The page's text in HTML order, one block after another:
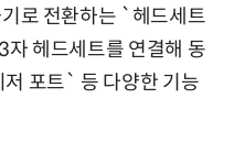
로 전환하는 `헤드세트
헤드세트를 연결해 동
포트` 등 다양한 기능